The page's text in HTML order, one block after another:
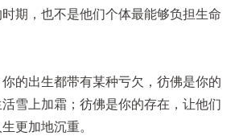
期，也不是他们个体最能够负担生命
的出生都带有某种亏欠，彷佛是你的
雪上加霜；彷佛是你的存在，让他们
更加地沉重。